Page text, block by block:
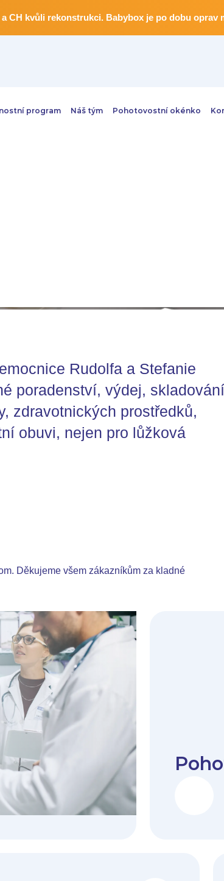
CH kvůli rekonstrukci. Babybox je po dobu oprav
program Náš tým Pohotovostní okénko
Rudolfa a Stefanie
poradenství, výdej, skladování
zdravotnických prostředků,
obuvi, nejen pro lůžková
Děkujeme všem zákazníkům za kladné